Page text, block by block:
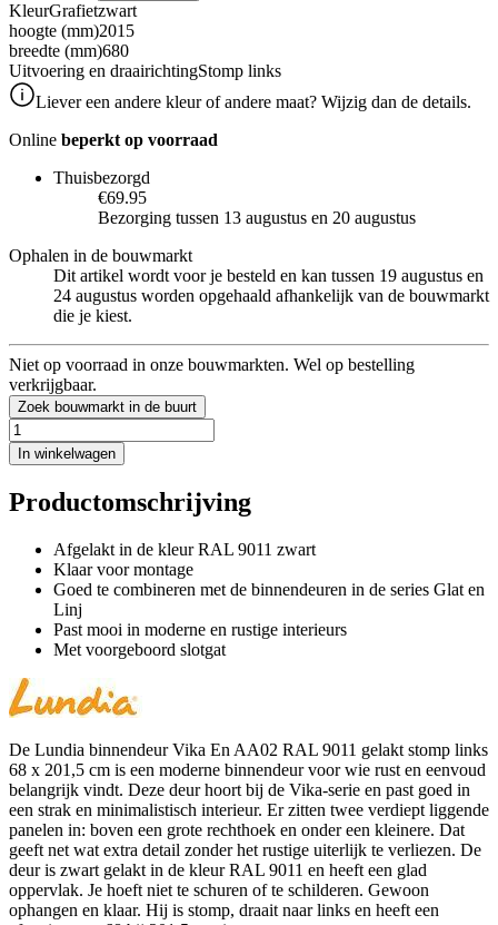
KleurGrafietzwart
hoogte (mm)2015
breedte (mm)680
Uitvoering en draairichtingStomp links
Liever een andere kleur of andere maat? Wijzig dan de details.
Online beperkt op voorraad
Thuisbezorgd
€69.95
Bezorging tussen 13 augustus en 20 augustus
Ophalen in de bouwmarkt
Dit artikel wordt voor je besteld en kan tussen 19 augustus en
24 augustus worden opgehaald afhankelijk van de bouwmarkt
die je kiest.
Niet op voorraad in onze bouwmarkten. Wel op bestelling
verkrijgbaar.
Zoek bouwmarkt in de buurt
In winkelwagen
Productomschrijving
Afgelakt in de kleur RAL 9011 zwart
Klaar voor montage
Goed te combineren met de binnendeuren in de series Glat en
Linj
Past mooi in moderne en rustige interieurs
Met voorgeboord slotgat
De Lundia binnendeur Vika En AA02 RAL 9011 gelakt stomp links
68 x 201,5 cm is een moderne binnendeur voor wie rust en eenvoud
belangrijk vindt. Deze deur hoort bij de Vika-serie en past goed in
een strak en minimalistisch interieur. Er zitten twee verdiept liggende
panelen in: boven een grote rechthoek en onder een kleinere. Dat
geeft net wat extra detail zonder het rustige uiterlijk te verliezen. De
deur is zwart gelakt in de kleur RAL 9011 en heeft een glad
oppervlak. Je hoeft niet te schuren of te schilderen. Gewoon
ophangen en klaar. Hij is stomp, draait naar links en heeft een